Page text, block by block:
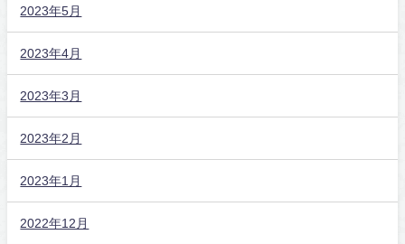
2023年5月
2023年4月
2023年3月
2023年2月
2023年1月
2022年12月